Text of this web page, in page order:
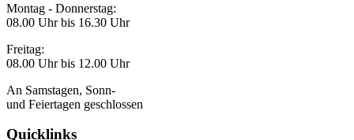
Montag - Donnerstag:
08.00 Uhr bis 16.30 Uhr
Freitag:
08.00 Uhr bis 12.00 Uhr
An Samstagen, Sonn-
und Feiertagen geschlossen
Quicklinks